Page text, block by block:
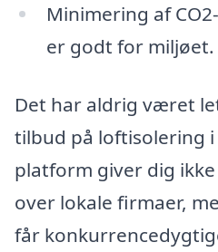
Minimering af
er godt for miljøet.
Det har aldrig været
tilbud på loftisolering i
platform giver dig
over lokale firmaer,
får